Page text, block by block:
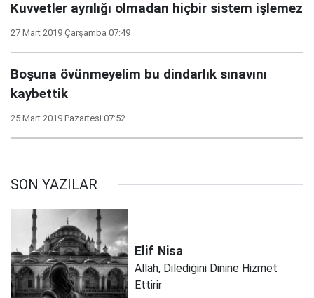
Kuvvetler ayrılığı olmadan hiçbir sistem işlemez
27 Mart 2019 Çarşamba 07:49
Boşuna övünmeyelim bu dindarlık sınavını
kaybettik
25 Mart 2019 Pazartesi 07:52
SON YAZILAR
Elif Nisa
Allah, Dilediğini Dinine Hizmet
Ettirir